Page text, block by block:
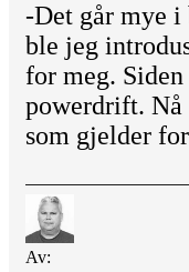
-Det går mye i
ble jeg
for meg.
powerdrift. Nå
som gjelder
Av: